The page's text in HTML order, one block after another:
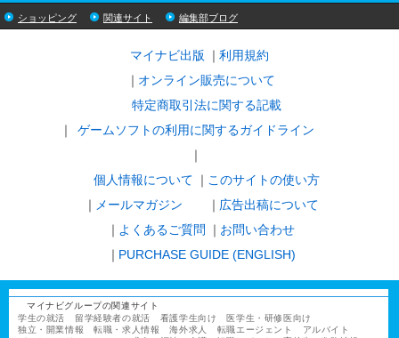
ショッピング 関連サイト 編集部ブログ
マイナビ出版
利用規約
オンライン販売について
特定商取引法に関する記載
ゲームソフトの利用に関するガイドライン
｜
個人情報について
このサイトの使い方
メールマガジン
広告出稿について
よくあるご質問
お問い合わせ
PURCHASE GUIDE (ENGLISH)
マイナビグループの関連サイト
学生の就活
留学経験者の就活 看護学生向け
医学生・研修医向け
独立・開業情報
転職・求人情報 海外求人 転職エージェント
アルバイト